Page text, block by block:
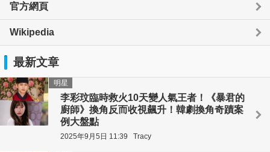
官方網頁
Wikipedia
最新文章
李彩玟臨時救火10天變人氣王者！《暴君的
廚師》換角反而收視飆升！韓劇換角奇蹟案
例大盤點
明星
2025年9月5日 11:39 Tracy